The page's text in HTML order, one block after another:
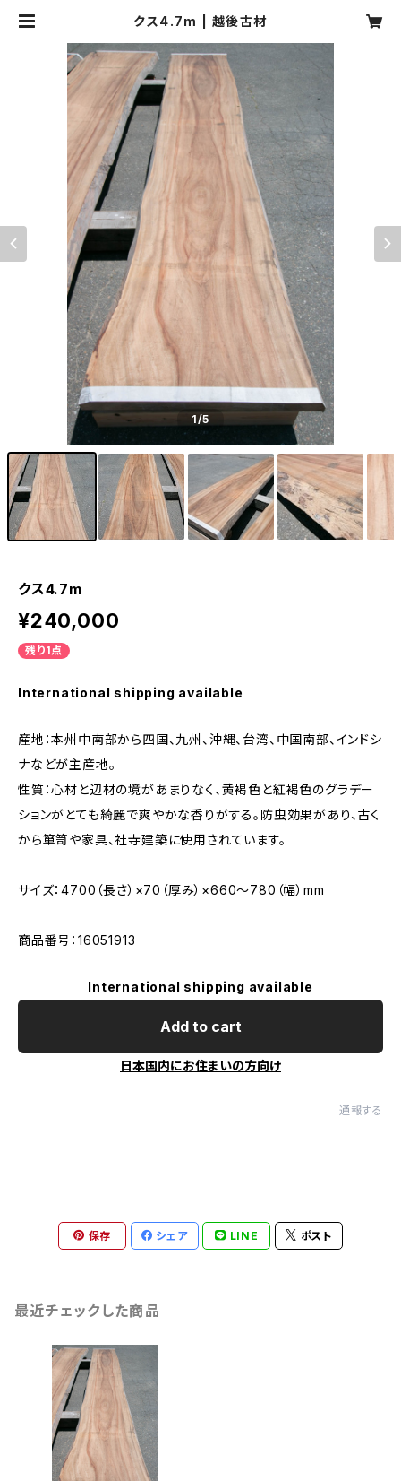
クス4.7m | 越後古材
1/5
クス4.7m
¥240,000
残り1点
International shipping available
産地：本州中南部から四国、九州、沖縄、台湾、中国南部、インドシ
ナなどが主産地。
性質：心材と辺材の境があまりなく、黄褐色と紅褐色のグラデー
ションがとても綺麗で爽やかな香りがする。防虫効果があり、古く
から箪笥や家具、社寺建築に使用されています。
サイズ：4700（長さ）×70（厚み）×660〜780（幅）mm
商品番号：16051913
International shipping available
Add to cart
日本国内にお住まいの方向け
通報する
保存 シェア LINE ポスト
最近チェックした商品